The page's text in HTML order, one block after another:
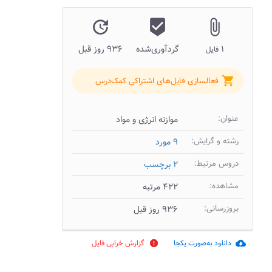
attach_file
۱ فایل
beenhere
گردآوری‌شده
update
۹۳۶ روز قبل
shopping_cart فعالسازی فایل‌های اشتراکی کمک‌درس
عنوان: موازنه انرژی و مواد
رشته و گرایش: ۹ مورد
دروس مرتبط: ۲ برچسب
مشاهده: ۴۲۲ مرتبه
بروزرسانی: ۹۳۶ روز قبل
cloud_download دانلود به‌صورت یکجا report گزارش خرابی فایل